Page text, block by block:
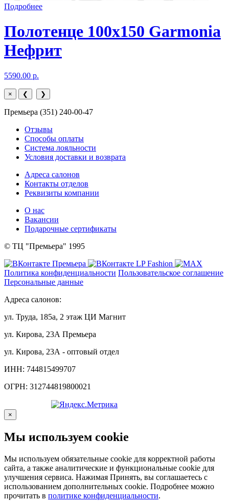
Подробнее
Полотенце 100х150 Garmonia
Нефрит
5590.00 р.
× ❮ ❯
Премьера (351) 240-00-47
Отзывы
Способы оплаты
Система лояльности
Условия доставки и возврата
Адреса салонов
Контакты отделов
Реквизиты компании
О нас
Вакансии
Подарочные сертификаты
© ТЦ "Премьера" 1995
Политика конфиденциальности Пользовательское соглашение
Персональные данные
Адреса салонов:
ул. Труда, 185а, 2 этаж ЦИ Магнит
ул. Кирова, 23А Премьера
ул. Кирова, 23А - оптовый отдел
ИНН: 744815499707
ОГРН: 312744819800021
×
Мы используем cookie
Мы используем обязательные cookie для корректной работы
сайта, а также аналитические и функциональные cookie для
улучшения сервиса. Нажимая Принять, вы соглашаетесь с
использованием дополнительных cookie. Подробнее можно
прочитать в политике конфиденциальности.